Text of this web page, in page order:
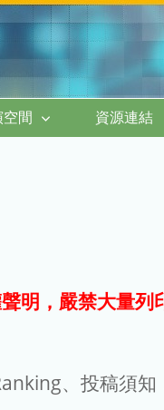
空間 資源連結
明，嚴禁大量列
、投稿須知